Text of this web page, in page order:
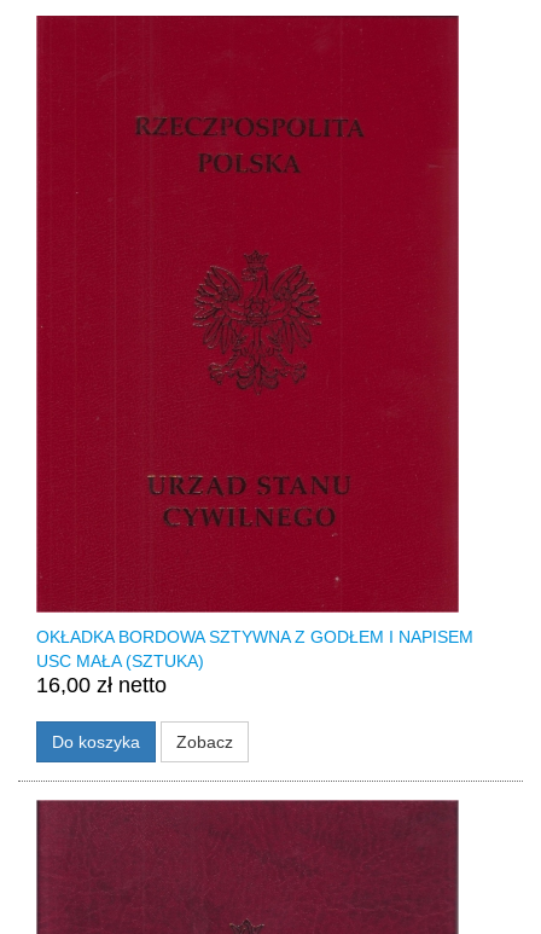
OKŁADKA BORDOWA SZTYWNA Z GODŁEM I NAPISEM
USC MAŁA (SZTUKA)
16,00 zł netto
Do koszyka Zobacz